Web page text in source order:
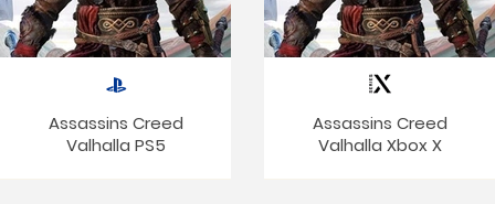
Assassins Creed
Valhalla PS5
Assassins Creed
Valhalla Xbox X